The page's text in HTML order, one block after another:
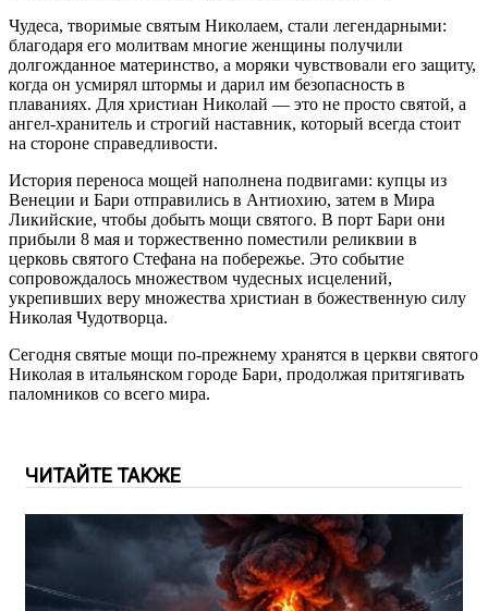
Чудеса, творимые святым Николаем, стали легендарными:
благодаря его молитвам многие женщины получили
долгожданное материнство, а моряки чувствовали его защиту,
когда он усмирял штормы и дарил им безопасность в
плаваниях. Для христиан Николай — это не просто святой, а
ангел-хранитель и строгий наставник, который всегда стоит
на стороне справедливости.
История переноса мощей наполнена подвигами: купцы из
Венеции и Бари отправились в Антиохию, затем в Мира
Ликийские, чтобы добыть мощи святого. В порт Бари они
прибыли 8 мая и торжественно поместили реликвии в
церковь святого Стефана на побережье. Это событие
сопровождалось множеством чудесных исцелений,
укрепивших веру множества христиан в божественную силу
Николая Чудотворца.
Сегодня святые мощи по-прежнему хранятся в церкви святого
Николая в итальянском городе Бари, продолжая притягивать
паломников со всего мира.
ЧИТАЙТЕ ТАКЖЕ